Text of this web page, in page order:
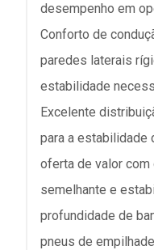
desempenho em
Conforto de
paredes laterais
estabilidade
Excelente
para a estabilidade
oferta de valor com
semelhante e
profundidade de
pneus de